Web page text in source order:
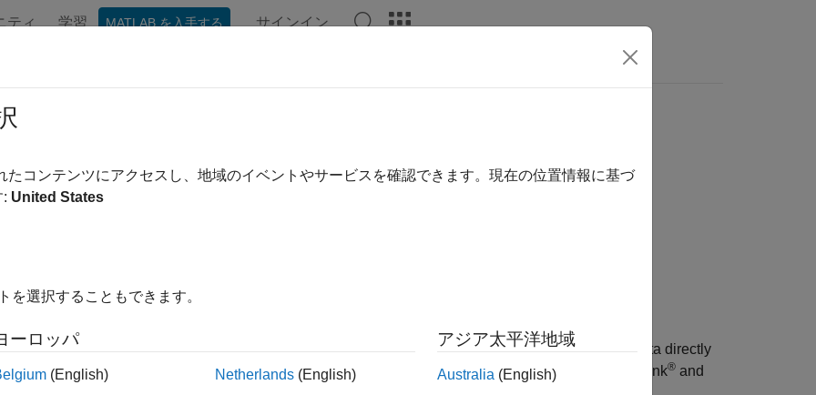
ティ 学習 MATLAB を入手する サインイン
Inport
inlet signal for fault behaviors
blocks link signals from an external model to the model of a fault behavior. The block retrieves data directly
signal that contains the associated fault. You can use these blocks to capture signal data from Simulink® and
たコンテンツにアクセスし、地域のイベントやサービスを確認できます。現在の位置情報に基づ
: United States
を選択することもできます。
ーロッパ
(English)
Netherlands (English)
アジア太平洋地域
Australia (English)